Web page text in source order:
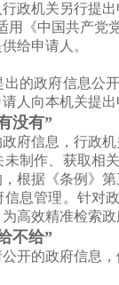
政机关另行提出
用《中国共产党
给申请人。
的政府信息公
人向本机关提出
没有”
府信息，行政
制作、获取相
根据《条例》
息管理。针对
高效精准检索
不给”
开的政府信息，